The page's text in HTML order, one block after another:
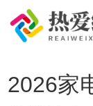
2026家